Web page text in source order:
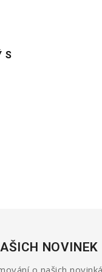
KRÁTKÝ S
NOVINEK